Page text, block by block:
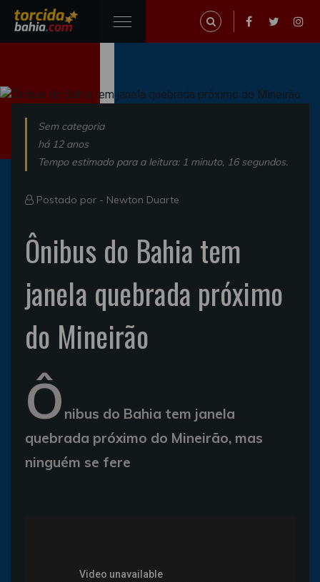
Sem categoria
há 12 anos
Tempo estimado para a leitura: 1 minuto, 16 segundos.
Postado por - Newton Duarte
Ônibus do Bahia tem
janela quebrada próximo
do Mineirão
Ô nibus do Bahia tem janela
quebrada próximo do Mineirão, mas
ninguém se fere